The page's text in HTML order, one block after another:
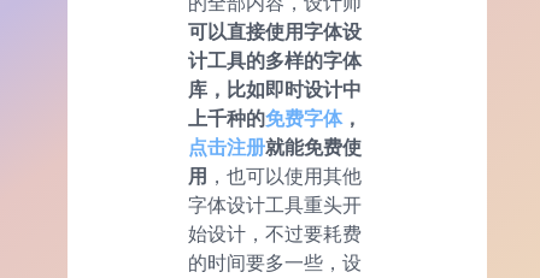
可以直接使用字体设
计工具的多样的字体
库，比如即时设计中
上千种的免费字体，
点击注册就能免费使
用 ，也可以使用其他
字体设计工具重头开
始设计，不过要耗费
的时间要多一些，设